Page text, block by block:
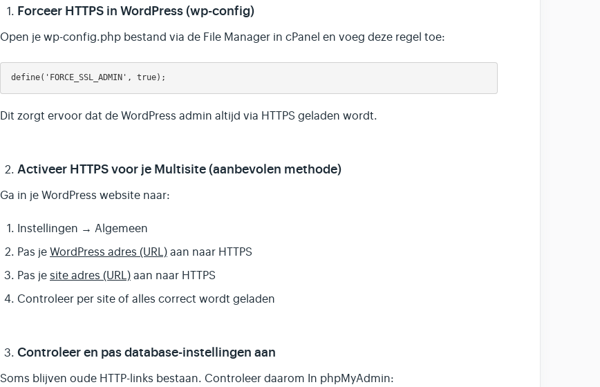
Forceer HTTPS in WordPress (wp-config)
Open je wp-config.php bestand via de File Manager in cPanel en voeg deze regel toe:
Dit zorgt ervoor dat de WordPress admin altijd via HTTPS geladen wordt.
Activeer HTTPS voor je Multisite (aanbevolen methode)
Ga in je WordPress website naar:
Instellingen → Algemeen
Pas je WordPress adres (URL) aan naar HTTPS
Pas je site adres (URL) aan naar HTTPS
Controleer per site of alles correct wordt geladen
Controleer en pas database-instellingen aan
Soms blijven oude HTTP-links bestaan. Controleer daarom In phpMyAdmin: